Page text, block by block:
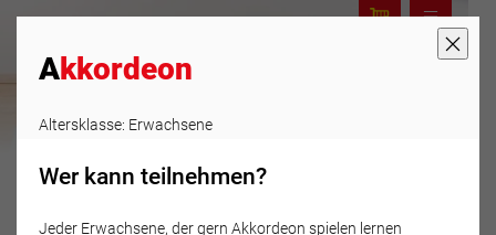
Akkordeon
Altersklasse: Erwachsene
Wer kann teilnehmen?
Jeder Erwachsene, der gern Akkordeon spielen lernen